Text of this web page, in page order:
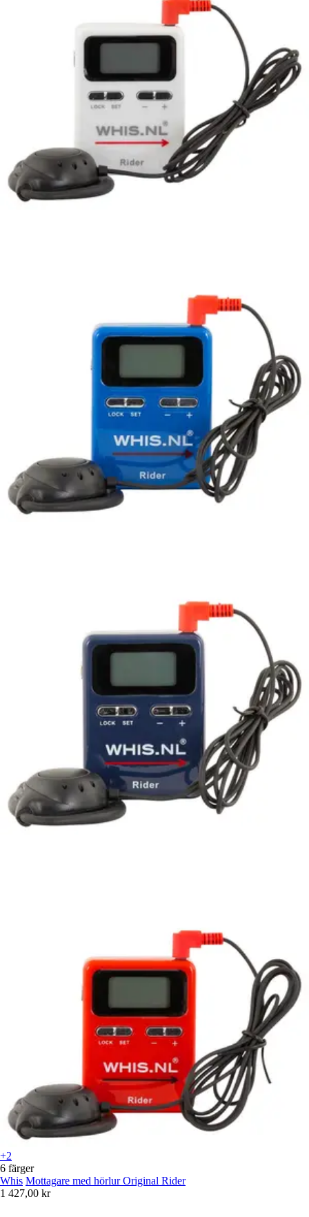
+2
6 färger
Whis Mottagare med hörlur Original Rider
1 427,00 kr